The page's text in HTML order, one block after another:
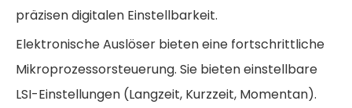
präzisen digitalen Einstellbarkeit.
Elektronische Auslöser bieten eine fortschrittliche
Mikroprozessorsteuerung. Sie bieten einstellbare
LSI-Einstellungen (Langzeit, Kurzzeit, Momentan).